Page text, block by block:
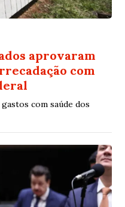
aprovaram
com
com saúde dos